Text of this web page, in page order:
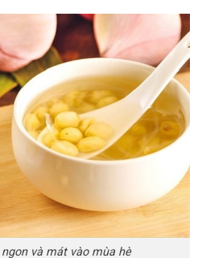
và mát vào mùa hè